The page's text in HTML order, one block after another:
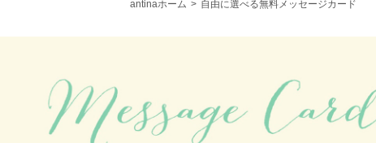
antinaホーム 自由に選べる無料メッセージカード